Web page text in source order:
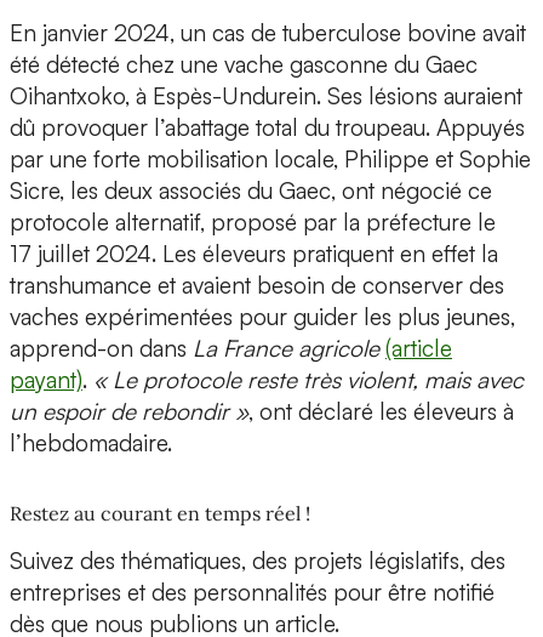
En janvier 2024, un cas de tuberculose bovine avait
été détecté chez une vache gasconne du Gaec
Oihantxoko, à Espès-Undurein. Ses lésions auraient
dû provoquer l’abattage total du troupeau. Appuyés
par une forte mobilisation locale, Philippe et Sophie
Sicre, les deux associés du Gaec, ont négocié ce
protocole alternatif, proposé par la préfecture le
17 juillet 2024. Les éleveurs pratiquent en effet la
transhumance et avaient besoin de conserver des
vaches expérimentées pour guider les plus jeunes,
apprend-on dans La France agricole (article
payant). « Le protocole reste très violent, mais avec
un espoir de rebondir », ont déclaré les éleveurs à
l’hebdomadaire.
Restez au courant en temps réel !
Suivez des thématiques, des projets législatifs, des
entreprises et des personnalités pour être notifié
dès que nous publions un article.